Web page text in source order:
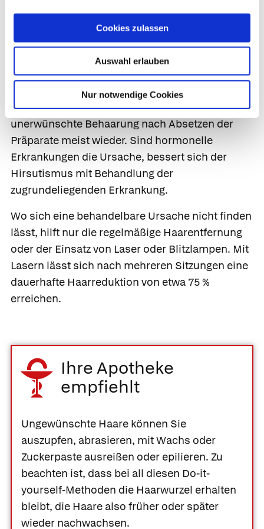
Cookies zulassen
Auswahl erlauben
Nur notwendige Cookies
erfolgreich.
Prognose
Der Verlauf des Hirsutismus ist abhängig von
seiner Ursache. Haben Medikamente oder
Anabolika dazu geführt, verschwindet die
unerwünschte Behaarung nach Absetzen der
Präparate meist wieder. Sind hormonelle
Erkrankungen die Ursache, bessert sich der
Hirsutismus mit Behandlung der
zugrundeliegenden Erkrankung.
Wo sich eine behandelbare Ursache nicht finden
lässt, hilft nur die regelmäßige Haarentfernung
oder der Einsatz von Laser oder Blitzlampen. Mit
Lasern lässt sich nach mehreren Sitzungen eine
dauerhafte Haarreduktion von etwa 75 %
erreichen.
Ihre Apotheke
empfiehlt
Ungewünschte Haare können Sie
auszupfen, abrasieren, mit Wachs oder
Zuckerpaste ausreißen oder epilieren. Zu
beachten ist, dass bei all diesen Do-it-
yourself-Methoden die Haarwurzel erhalten
bleibt, die Haare also früher oder später
wieder nachwachsen.